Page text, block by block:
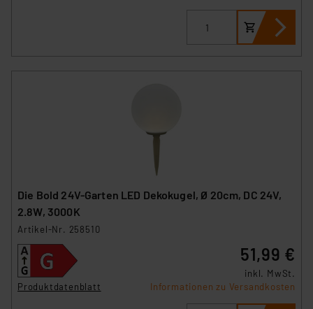
Die Bold 24V-Garten LED Dekokugel, Ø 20cm, DC 24V,
2.8W, 3000K
Artikel-Nr. 258510
Produktdatenblatt
51,99 €
inkl. MwSt.
Informationen zu Versandkosten